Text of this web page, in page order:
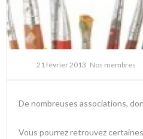
21 février 2013 Nos membres
De nombreuses associations,
Vous pourrez retrouvez